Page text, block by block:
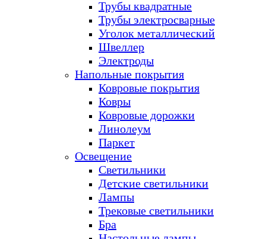
Трубы квадратные
Трубы электросварные
Уголок металлический
Швеллер
Электроды
Напольные покрытия
Ковровые покрытия
Ковры
Ковровые дорожки
Линолеум
Паркет
Освещение
Светильники
Детские светильники
Лампы
Трековые светильники
Бра